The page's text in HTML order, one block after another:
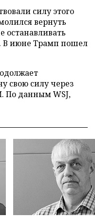
силу этого
вернуть
останавливать
В июне Трамп пошел
свою силу через
По данным WSJ,